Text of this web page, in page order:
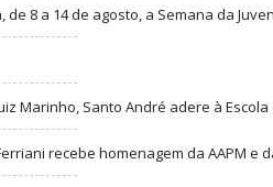
8 a 14 de agosto, a Semana da
Marinho, Santo André adere à
recebe homenagem da AAPM e